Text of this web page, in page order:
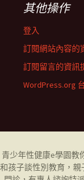
其他操作
登入
訂閱網站內容的
訂閱留言的資訊
WordPress.org
青少年性健康e學園教
和孩子談性別教育， 親